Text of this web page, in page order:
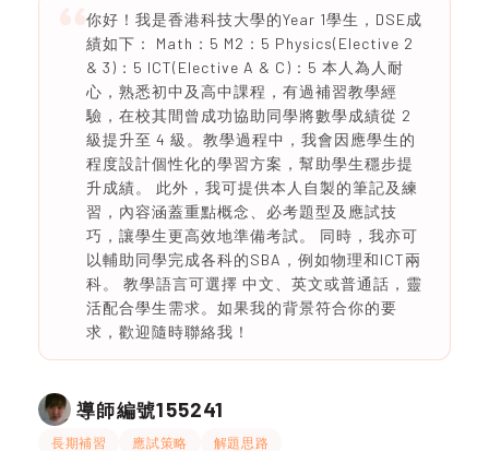
你好！我是香港科技大學的Year 1學生，DSE成
績如下： Math：5 M2：5 Physics(Elective 2
& 3)：5 ICT(Elective A & C)：5 本人為人耐
心，熟悉初中及高中課程，有過補習教學經
驗，在校其間曾成功協助同學將數學成績從 2
級提升至 4 級。教學過程中，我會因應學生的
程度設計個性化的學習方案，幫助學生穩步提
升成績。 此外，我可提供本人自製的筆記及練
習，內容涵蓋重點概念、必考題型及應試技
巧，讓學生更高效地準備考試。 同時，我亦可
以輔助同學完成各科的SBA，例如物理和ICT兩
科。 教學語言可選擇 中文、英文或普通話，靈
活配合學生需求。如果我的背景符合你的要
求，歡迎隨時聯絡我！
導師編號155241
長期補習 應試策略 解題思路